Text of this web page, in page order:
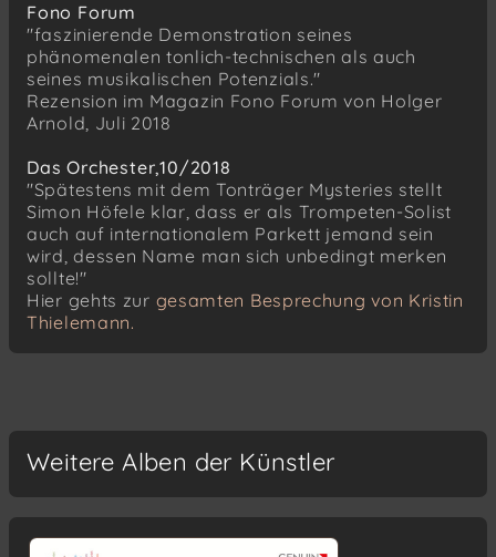
Fono Forum
"faszinierende Demonstration seines
phänomenalen tonlich-technischen als auch
seines musikalischen Potenzials."
Rezension im Magazin Fono Forum von Holger
Arnold, Juli 2018
Das Orchester,10/2018
"Spätestens mit dem Tonträger Mysteries stellt
Simon Höfele klar, dass er als Trompeten-Solist
auch auf internationalem Parkett jemand sein
wird, dessen Name man sich unbedingt merken
sollte!"
Hier gehts zur gesamten Besprechung von Kristin
Thielemann.
Weitere Alben der Künstler